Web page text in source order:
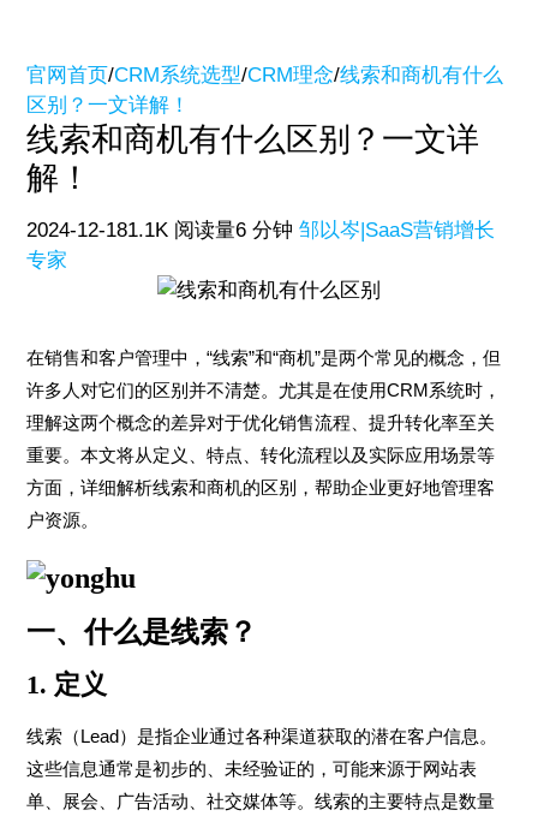
官网首页/CRM系统选型/CRM理念/线索和商机有什么
区别？一文详解！
线索和商机有什么区别？一文详
解！
2024-12-181.1K 阅读量6 分钟 邹以岑|SaaS营销增长
专家
在销售和客户管理中，“线索”和“商机”是两个常见的概念，但
许多人对它们的区别并不清楚。尤其是在使用CRM系统时，
理解这两个概念的差异对于优化销售流程、提升转化率至关
重要。本文将从定义、特点、转化流程以及实际应用场景等
方面，详细解析线索和商机的区别，帮助企业更好地管理客
户资源。
一、什么是线索？
1. 定义
线索（Lead）是指企业通过各种渠道获取的潜在客户信息。
这些信息通常是初步的、未经验证的，可能来源于网站表
单、展会、广告活动、社交媒体等。线索的主要特点是数量